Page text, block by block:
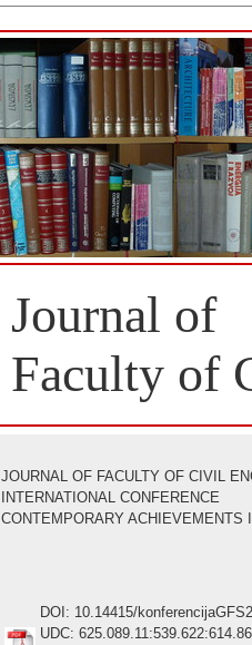
Journal of
Faculty of
JOURNAL OF FACULTY OF CIVIL
INTERNATIONAL CONFERENCE
CONTEMPORARY ACHIEVEMENTS
DOI: 10.14415/
UDC: